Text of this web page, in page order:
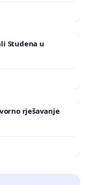
Studena u
rješavanje